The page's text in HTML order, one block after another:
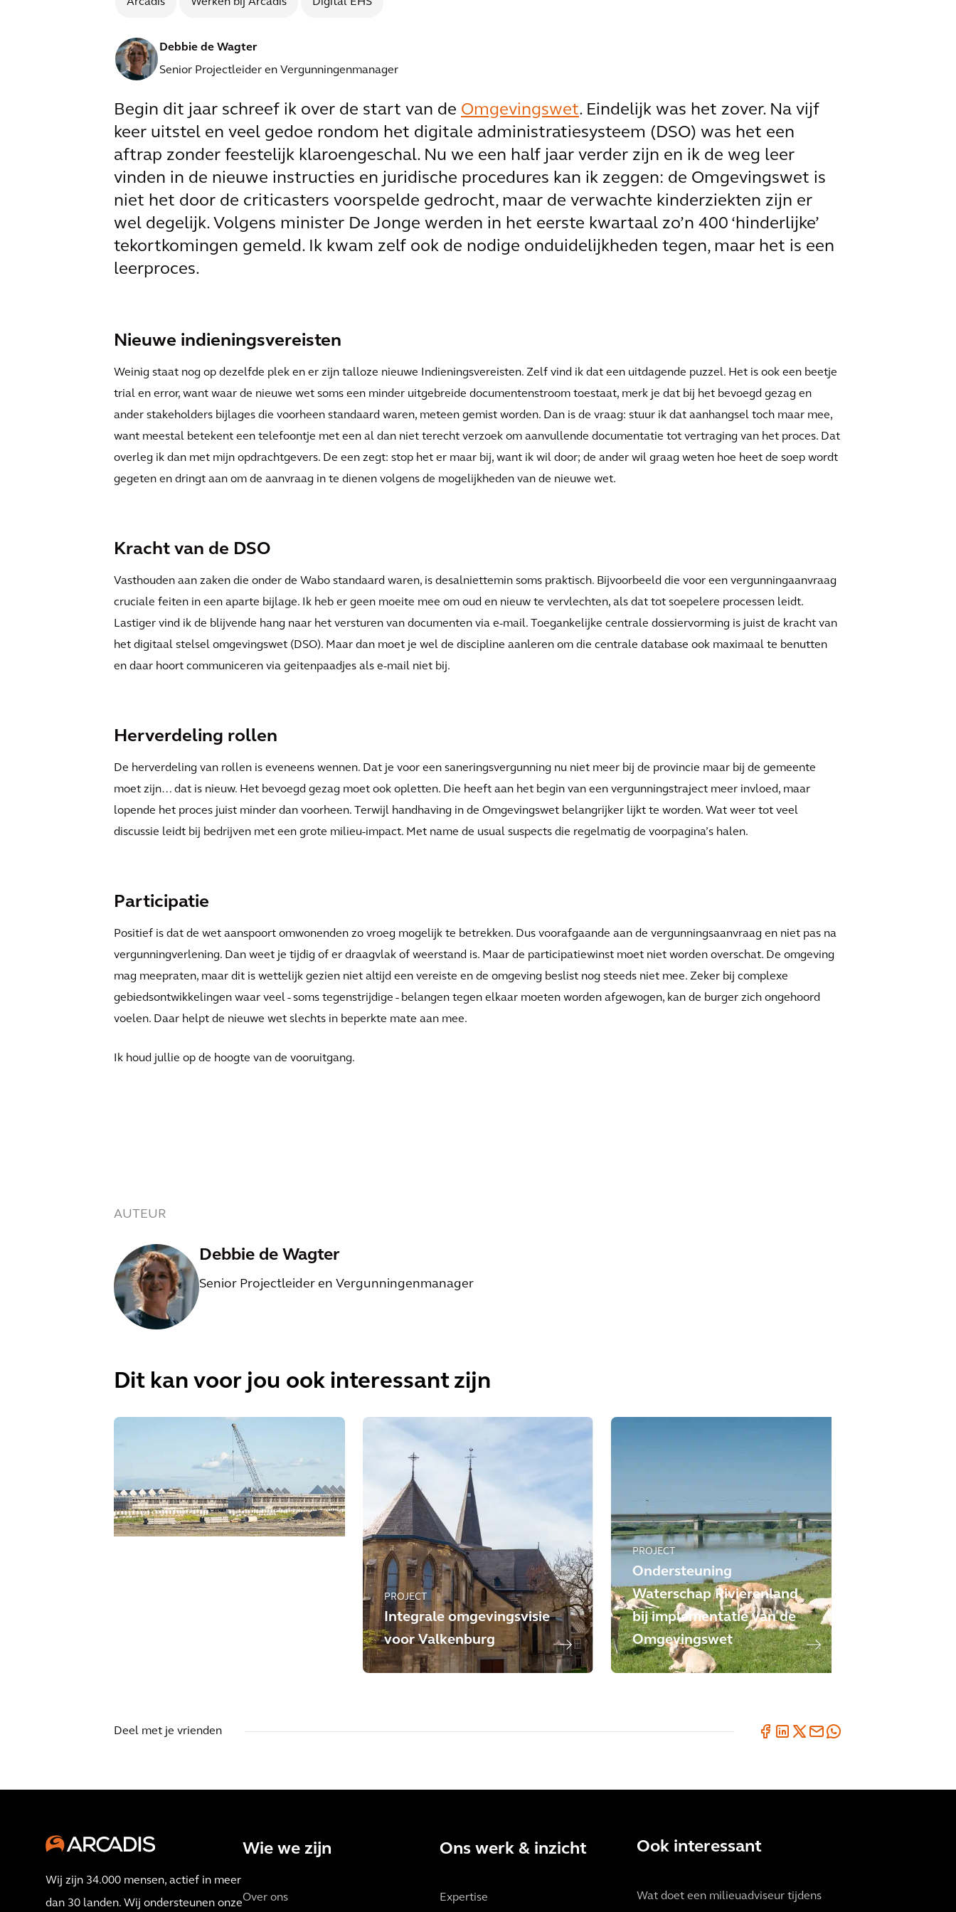
Debbie de Wagter
Senior Projectleider en Vergunningenmanager
Begin dit jaar schreef ik over de start van de Omgevingswet. Eindelijk was het zover. Na vijf
keer uitstel en veel gedoe rondom het digitale administratiesysteem (DSO) was het een
aftrap zonder feestelijk klaroengeschal. Nu we een half jaar verder zijn en ik de weg leer
vinden in de nieuwe instructies en juridische procedures kan ik zeggen: de Omgevingswet is
niet het door de criticasters voorspelde gedrocht, maar de verwachte kinderziekten zijn er
wel degelijk. Volgens minister De Jonge werden in het eerste kwartaal zo’n 400 ‘hinderlijke’
tekortkomingen gemeld. Ik kwam zelf ook de nodige onduidelijkheden tegen, maar het is een
leerproces.
Nieuwe indieningsvereisten
Weinig staat nog op dezelfde plek en er zijn talloze nieuwe Indieningsvereisten. Zelf vind ik dat een uitdagende puzzel. Het is ook een beetje
trial en error, want waar de nieuwe wet soms een minder uitgebreide documentenstroom toestaat, merk je dat bij het bevoegd gezag en
ander stakeholders bijlages die voorheen standaard waren, meteen gemist worden. Dan is de vraag: stuur ik dat aanhangsel toch maar mee,
want meestal betekent een telefoontje met een al dan niet terecht verzoek om aanvullende documentatie tot vertraging van het proces. Dat
overleg ik dan met mijn opdrachtgevers. De een zegt: stop het er maar bij, want ik wil door; de ander wil graag weten hoe heet de soep wordt
gegeten en dringt aan om de aanvraag in te dienen volgens de mogelijkheden van de nieuwe wet.
Kracht van de DSO
Vasthouden aan zaken die onder de Wabo standaard waren, is desalniettemin soms praktisch. Bijvoorbeeld die voor een vergunningaanvraag
cruciale feiten in een aparte bijlage. Ik heb er geen moeite mee om oud en nieuw te vervlechten, als dat tot soepelere processen leidt.
Lastiger vind ik de blijvende hang naar het versturen van documenten via e-mail. Toegankelijke centrale dossiervorming is juist de kracht van
het digitaal stelsel omgevingswet (DSO). Maar dan moet je wel de discipline aanleren om die centrale database ook maximaal te benutten
en daar hoort communiceren via geitenpaadjes als e-mail niet bij.
Herverdeling rollen
De herverdeling van rollen is eveneens wennen. Dat je voor een saneringsvergunning nu niet meer bij de provincie maar bij de gemeente
moet zijn… dat is nieuw. Het bevoegd gezag moet ook opletten. Die heeft aan het begin van een vergunningstraject meer invloed, maar
lopende het proces juist minder dan voorheen. Terwijl handhaving in de Omgevingswet belangrijker lijkt te worden. Wat weer tot veel
discussie leidt bij bedrijven met een grote milieu-impact. Met name de usual suspects die regelmatig de voorpagina’s halen.
Participatie
Positief is dat de wet aanspoort omwonenden zo vroeg mogelijk te betrekken. Dus voorafgaande aan de vergunningsaanvraag en niet pas na
vergunningverlening. Dan weet je tijdig of er draagvlak of weerstand is. Maar de participatiewinst moet niet worden overschat. De omgeving
mag meepraten, maar dit is wettelijk gezien niet altijd een vereiste en de omgeving beslist nog steeds niet mee. Zeker bij complexe
gebiedsontwikkelingen waar veel - soms tegenstrijdige - belangen tegen elkaar moeten worden afgewogen, kan de burger zich ongehoord
voelen. Daar helpt de nieuwe wet slechts in beperkte mate aan mee.
Ik houd jullie op de hoogte van de vooruitgang.
AUTEUR
Debbie de Wagter
Senior Projectleider en Vergunningenmanager
Dit kan voor jou ook interessant zijn
PROJECT
Integrale omgevingsvisie
voor Valkenburg
PROJECT
Ondersteuning
Waterschap Rivierenland
bij implementatie van de
Omgevingswet
Deel met je vrienden
Wij zijn 34.000 mensen, actief in meer
dan 30 landen. Wij ondersteunen onze
Wie we zijn
Over ons
Ons werk & inzicht
Expertise
Ook interessant
Wat doet een milieuadviseur tijdens